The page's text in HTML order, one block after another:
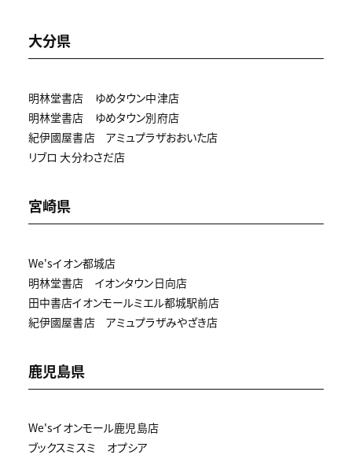
大分県
明林堂書店 ゆめタウン中津店
明林堂書店 ゆめタウン別府店
紀伊國屋書店 アミュプラザおおいた店
リブロ 大分わさだ店
宮崎県
We'sイオン都城店
明林堂書店 イオンタウン日向店
田中書店イオンモールミエル都城駅前店
紀伊國屋書店 アミュプラザみやざき店
鹿児島県
We'sイオンモール鹿児島店
ブックスミスミ オプシア